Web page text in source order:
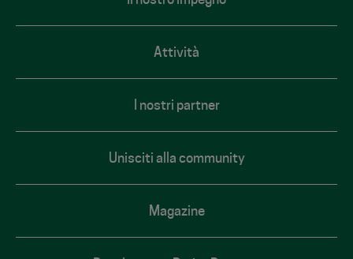
Attività
I nostri partner
Unisciti alla community
Magazine